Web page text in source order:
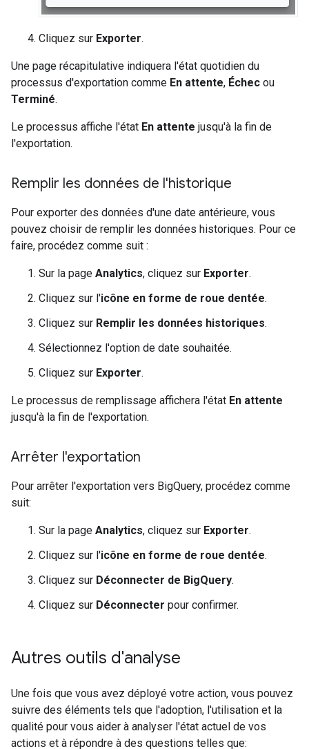
Cliquez sur Exporter.
Une page récapitulative indiquera l'état quotidien du
processus d'exportation comme En attente, Échec ou
Terminé.
Le processus affiche l'état En attente jusqu'à la fin de
l'exportation.
Remplir les données de l'historique
Pour exporter des données d'une date antérieure, vous
pouvez choisir de remplir les données historiques. Pour ce
faire, procédez comme suit :
Sur la page Analytics, cliquez sur Exporter.
Cliquez sur l'icône en forme de roue dentée.
Cliquez sur Remplir les données historiques.
Sélectionnez l'option de date souhaitée.
Cliquez sur Exporter.
Le processus de remplissage affichera l'état En attente
jusqu'à la fin de l'exportation.
Arrêter l'exportation
Pour arrêter l'exportation vers BigQuery, procédez comme
suit:
Sur la page Analytics, cliquez sur Exporter.
Cliquez sur l'icône en forme de roue dentée.
Cliquez sur Déconnecter de BigQuery.
Cliquez sur Déconnecter pour confirmer.
Autres outils d'analyse
Une fois que vous avez déployé votre action, vous pouvez
suivre des éléments tels que l'adoption, l'utilisation et la
qualité pour vous aider à analyser l'état actuel de vos
actions et à répondre à des questions telles que: